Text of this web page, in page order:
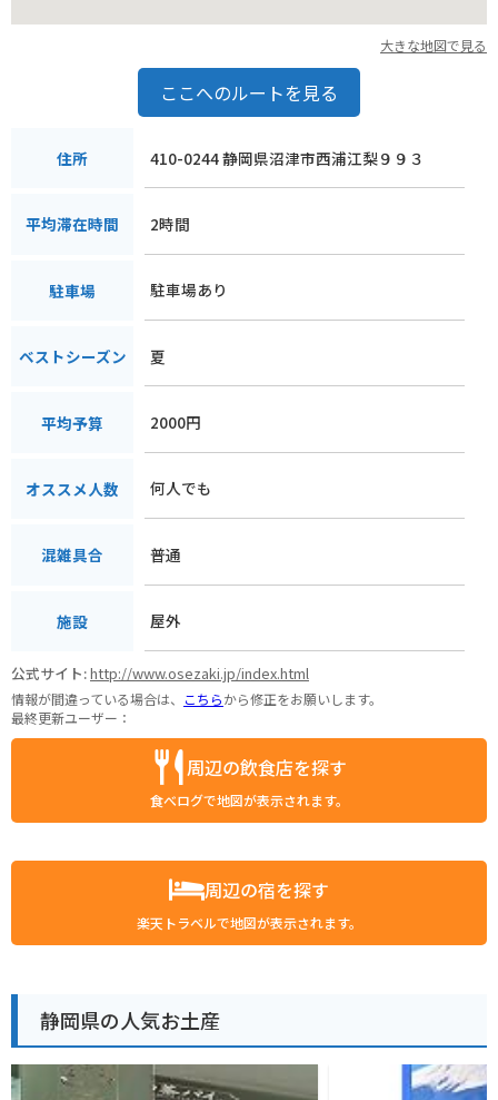
大きな地図で見る
ここへのルートを見る
住所 410-0244 静岡県沼津市西浦江梨９９３
平均滞在時間 2時間
駐車場 駐車場あり
ベストシーズン 夏
平均予算 2000円
オススメ人数 何人でも
混雑具合 普通
施設 屋外
公式サイト:http://www.osezaki.jp/index.html
情報が間違っている場合は、 こちらから修正をお願いします。
最終更新ユーザー：
周辺の飲食店を探す
食べログで地図が表示されます。
周辺の宿を探す
楽天トラベルで地図が表示されます。
静岡県の人気お土産